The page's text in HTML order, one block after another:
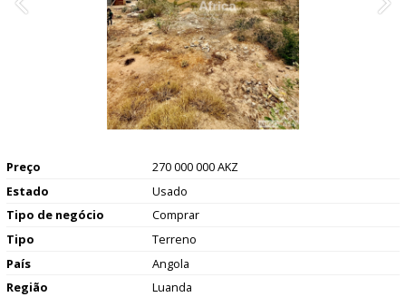
Preço
270 000 000 AKZ
Estado
Usado
Tipo de negócio
Comprar
Tipo
Terreno
País
Angola
Região
Luanda